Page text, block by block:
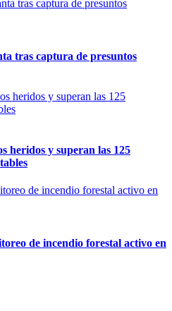
tras captura de presuntos
heridos y superan las 125
de incendio forestal activo en